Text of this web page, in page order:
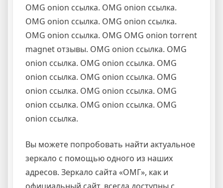
OMG onion ссылка. OMG onion ссылка.
OMG onion ссылка. OMG onion ссылка.
OMG onion ссылка. OMG OMG onion torrent
magnet отзывы. OMG onion ссылка. OMG
onion ссылка. OMG onion ссылка. OMG
onion ссылка. OMG onion ссылка. OMG
onion ссылка. OMG onion ссылка. OMG
onion ссылка. OMG onion ссылка. OMG
onion ссылка.
Вы можете попробовать найти актуальное
зеркало с помощью одного из наших
адресов. Зеркало сайта «ОМГ», как и